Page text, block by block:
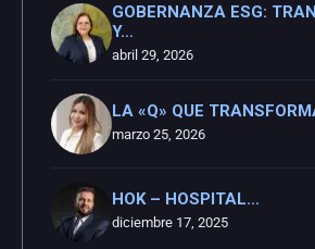
GOBERNANZA ESG:
Y…
abril 29, 2026
LA «Q» QUE
marzo 25, 2026
HOK – HOSPITAL…
diciembre 17, 2025